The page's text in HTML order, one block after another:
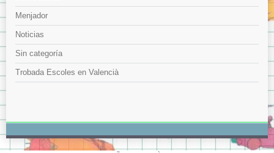
Menjador
Noticias
Sin categoría
Trobada Escoles en Valencià